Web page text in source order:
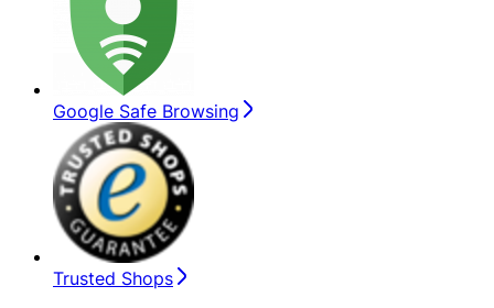
Google Safe Browsing
Trusted Shops